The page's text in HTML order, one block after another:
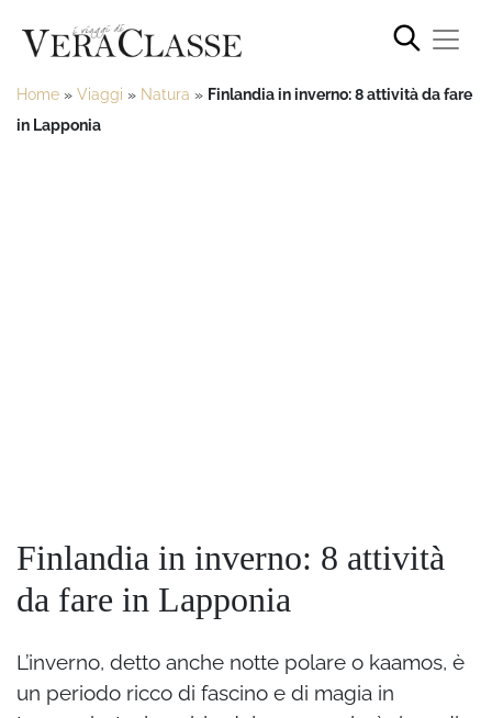
Home » Viaggi » Natura » Finlandia in inverno: 8 attività da fare
in Lapponia
Finlandia in inverno: 8 attività
da fare in Lapponia
L’inverno, detto anche notte polare o kaamos, è
un periodo ricco di fascino e di magia in